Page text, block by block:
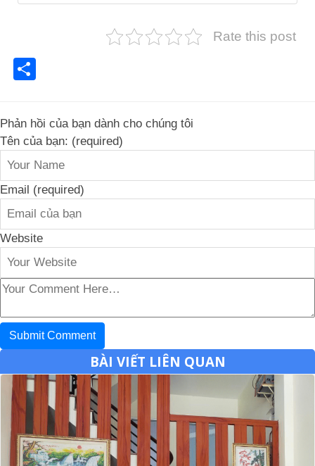
Rate this post
Phản hồi của bạn dành cho chúng tôi
Tên của bạn: (required)
Email (required)
Website
BÀI VIẾT LIÊN QUAN